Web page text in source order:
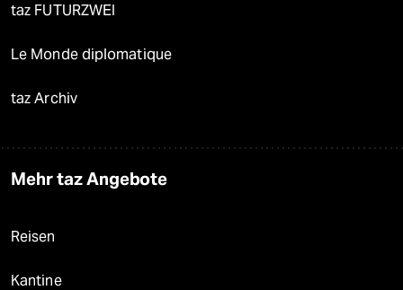
taz FUTURZWEI
Le Monde diplomatique
taz Archiv
Mehr taz Angebote
Reisen
Kantine